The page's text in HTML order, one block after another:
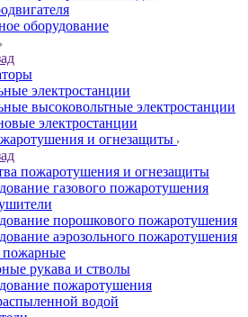
оборудование
электростанции
высоковольтные электростанции
электростанции
и огнезащиты
пожаротушения и огнезащиты
газового пожаротушения
порошкового пожаротушения
аэрозольного пожаротушения
рукава и стволы
пожаротушения
водой